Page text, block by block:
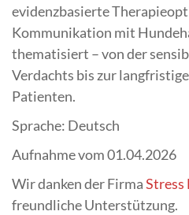
evidenzbasierte
Kommunikation mit
thematisiert – von der
Verdachts bis zur
Patienten.
Sprache: Deutsch
Aufnahme vom 01.04.2026
Wir danken der FirmaStress
freundliche Unterstützung.